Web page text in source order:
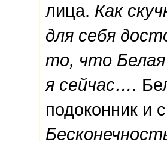
лица. Как
для себя
то, что
я сейчас….
подоконник и